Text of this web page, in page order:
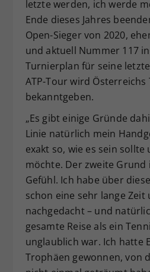
letzte werden, ich werde
Ende dieses Jahres
Open-Sieger von 2020,
und aktuell Nummer 117
Turnierplan für seine
ATP-Tour wird
bekanntgeben.
„Es gibt einige Gründe
Linie natürlich mein
exakt so, wie es sein sollte
möchte. Der zweite
Gefühl. Ich habe über
schon eine sehr lange
nachgedacht – und
gesamte Reise als ein
unglaublich war. Ich hatte
Trophäen gewonnen, von